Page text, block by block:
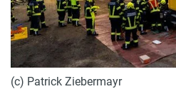
(c) Patrick Ziebermayr